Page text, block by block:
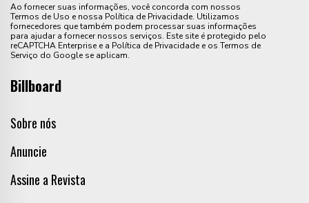
Ao fornecer suas informações, você concorda com nossos
Termos de Uso e nossa Política de Privacidade. Utilizamos
fornecedores que também podem processar suas informações
para ajudar a fornecer nossos serviços. Este site é protegido pelo
reCAPTCHA Enterprise e a Política de Privacidade e os Termos de
Serviço do Google se aplicam.
Billboard
Sobre nós
Anuncie
Assine a Revista